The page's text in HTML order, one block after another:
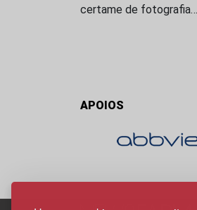
certame de fotografia…
APOIOS